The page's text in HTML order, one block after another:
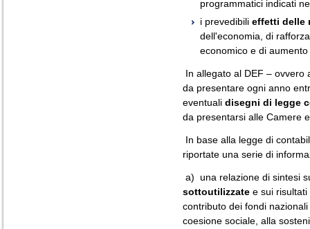
programmatici indicati
i prevedibili effetti delle
dell'economia, di
economico e di
In allegato al DEF – ovvero
da presentare ogni anno
eventuali disegni di legge
da presentarsi alle Camere
In base alla legge di
riportate una serie di
a) una relazione di sintesi
sottoutilizzate e sui
contributo dei fondi
coesione sociale, alla